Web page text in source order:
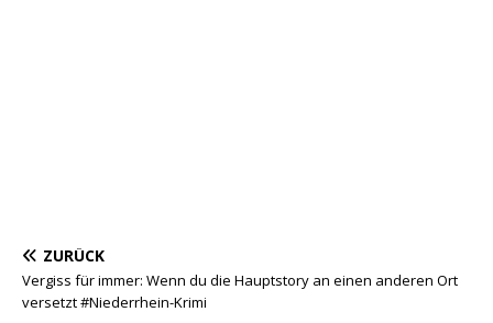
ZURÜCK
Vergiss für immer: Wenn du die Hauptstory an einen anderen Ort
versetzt #Niederrhein-Krimi